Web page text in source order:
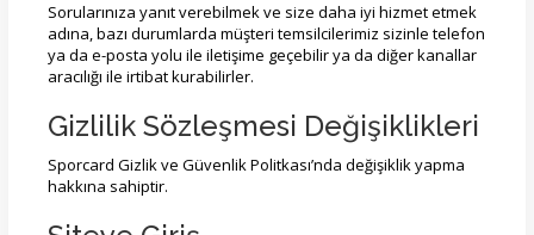
Sorularınıza yanıt verebilmek ve size daha iyi hizmet etmek
adına, bazı durumlarda müşteri temsilcilerimiz sizinle telefon
ya da e-posta yolu ile iletişime geçebilir ya da diğer kanallar
aracılığı ile irtibat kurabilirler.
Gizlilik Sözleşmesi Değişiklikleri
Sporcard Gizlik ve Güvenlik Politkası’nda değişiklik yapma
hakkına sahiptir.